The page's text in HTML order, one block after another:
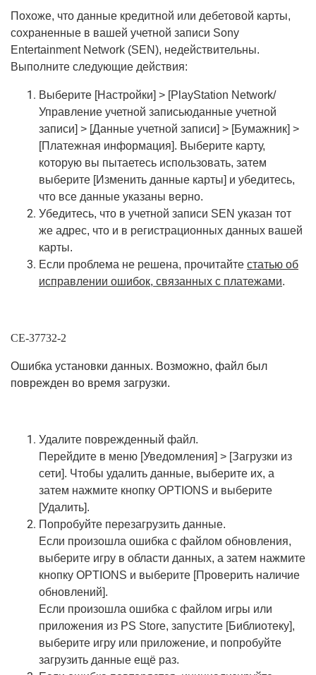
Похоже, что данные кредитной или дебетовой карты,
сохраненные в вашей учетной записи Sony
Entertainment Network (SEN), недействительны.
Выполните следующие действия:
Выберите [Настройки] > [PlayStation Network/
Управление учетной записьюданные учетной
записи] > [Данные учетной записи] > [Бумажник] >
[Платежная информация]. Выберите карту,
которую вы пытаетесь использовать, затем
выберите [Изменить данные карты] и убедитесь,
что все данные указаны верно.
Убедитесь, что в учетной записи SEN указан тот
же адрес, что и в регистрационных данных вашей
карты.
Если проблема не решена, прочитайте статью об
исправлении ошибок, связанных с платежами.
CE-37732-2
Ошибка установки данных. Возможно, файл был
поврежден во время загрузки.
Удалите поврежденный файл.
Перейдите в меню [Уведомления] > [Загрузки из
сети]. Чтобы удалить данные, выберите их, а
затем нажмите кнопку OPTIONS и выберите
[Удалить].
Попробуйте перезагрузить данные.
Если произошла ошибка с файлом обновления,
выберите игру в области данных, а затем нажмите
кнопку OPTIONS и выберите [Проверить наличие
обновлений].
Если произошла ошибка с файлом игры или
приложения из PS Store, запустите [Библиотеку],
выберите игру или приложение, и попробуйте
загрузить данные ещё раз.